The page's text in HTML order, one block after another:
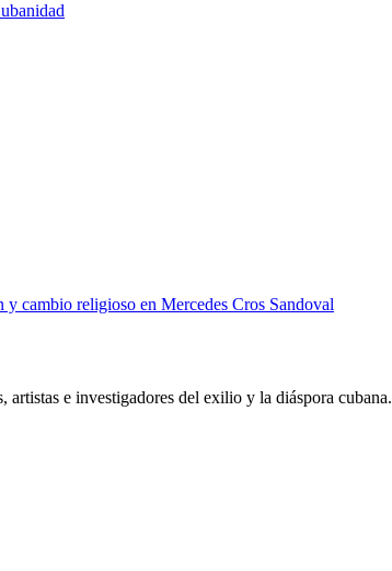
cambio religioso en Mercedes Cros Sandoval
e investigadores del exilio y la diáspora cubana.